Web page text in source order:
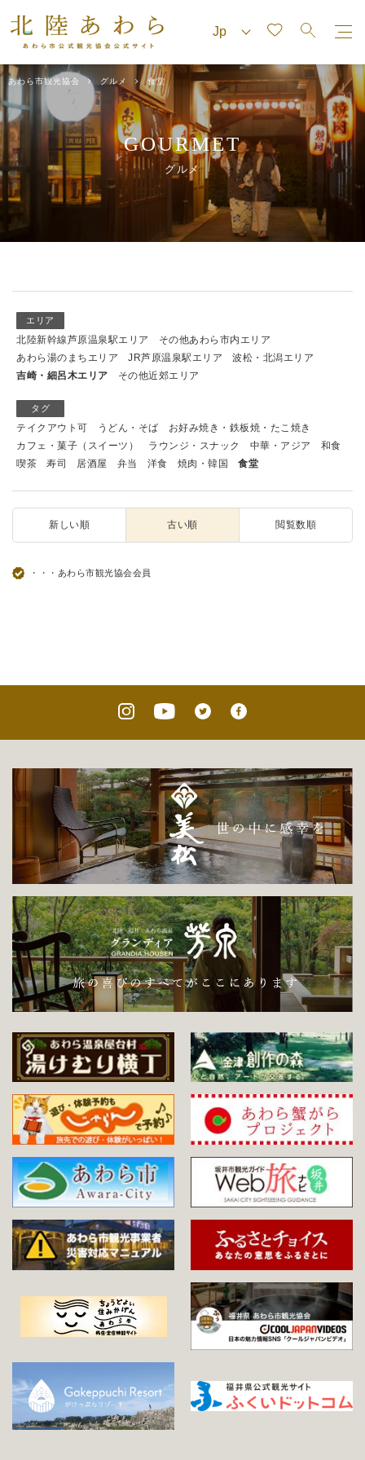
あわら市観光協会 グルメ 食堂
GOURMET
グルメ
エリア
北陸新幹線芦原温泉駅エリア
その他あわら市内エリア
あわら湯のまちエリア
JR芦原温泉駅エリア
波松・北潟エリア
吉崎・細呂木エリア
その他近郊エリア
タグ
テイクアウト可 うどん・そば
お好み焼き・鉄板焼・たこ焼き
カフェ・菓子（スイーツ）
ラウンジ・スナック 中華・アジア
和食
喫茶
寿司 居酒屋 弁当 洋食 焼肉・韓国 食堂
新しい順 古い順 閲覧数順
・・・あわら市観光協会会員